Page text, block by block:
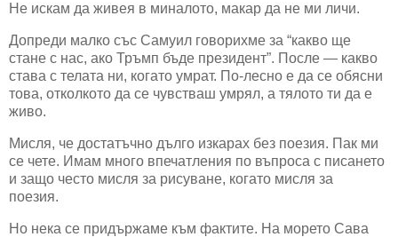
Не искам да живея в миналото, макар да не ми личи.
Допреди малко със Самуил говорихме за “какво ще
стане с нас, ако Тръмп бъде президент”. После — какво
става с телата ни, когато умрат. По-лесно е да се обясни
това, отколкото да се чувстваш умрял, а тялото ти да е
живо.
Мисля, че достатъчно дълго изкарах без поезия. Пак ми
се чете. Имам много впечатления по въпроса с писането
и защо често мисля за рисуване, когато мисля за
поезия.
Но нека се придържаме към фактите. На морето Сава